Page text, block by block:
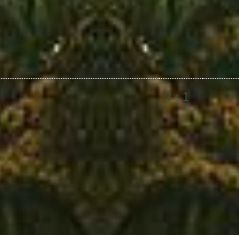
3 : 1